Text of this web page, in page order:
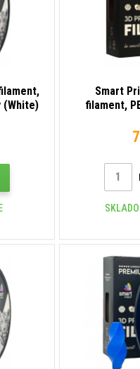
(White)
Smart
filament,